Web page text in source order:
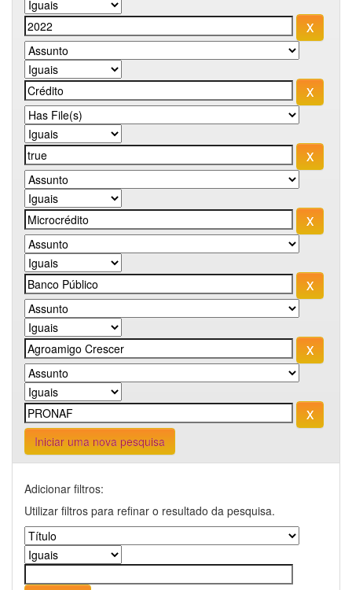
Iniciar uma nova pesquisa
Adicionar filtros:
Utilizar filtros para refinar o resultado da pesquisa.